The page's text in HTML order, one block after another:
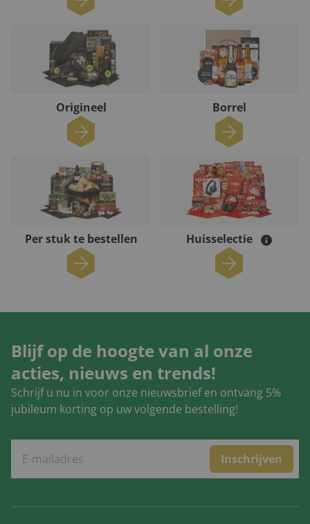
Origineel Borrel
Per stuk te bestellen Huisselectie
Blijf op de hoogte van al onze
acties, nieuws en trends!
Schrijf u nu in voor onze nieuwsbrief en ontvang 5%
jubileum korting op uw volgende bestelling!
Inschrijven